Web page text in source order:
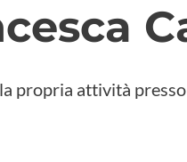
propria attività